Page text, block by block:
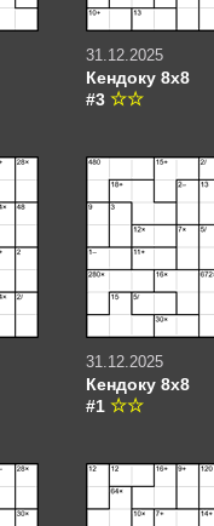
31.12.2025
Кендоку 8х8
#3
31.12.2025
Кендоку 8х8
#1